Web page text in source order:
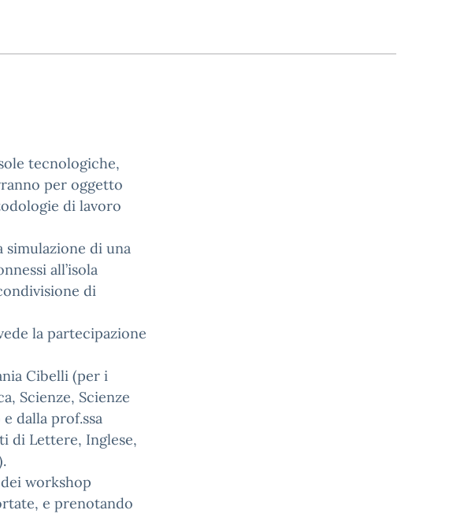
tecnologiche,
per oggetto
di lavoro
di una
all’isola
di
la partecipazione
Cibelli (per i
Scienze, Scienze
dalla prof.ssa
di Lettere, Inglese,
workshop
e prenotando